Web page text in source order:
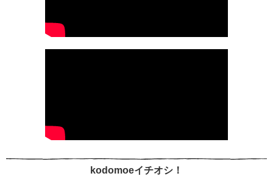
kodomoeイチオシ！